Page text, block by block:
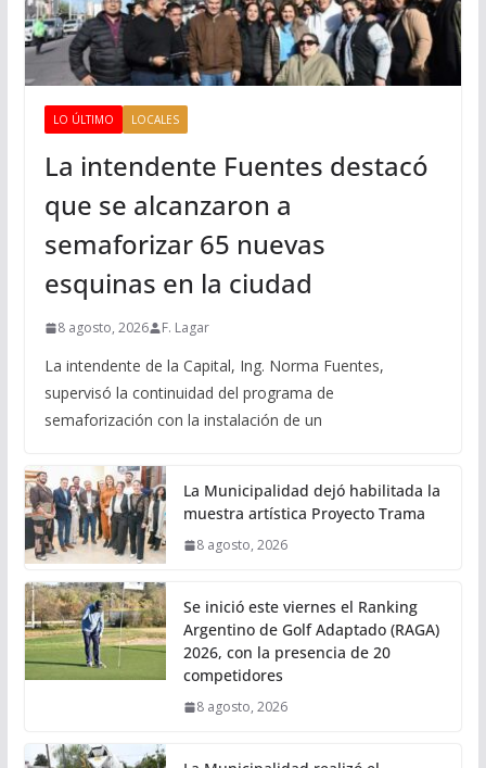
LO ÚLTIMO LOCALES
La intendente Fuentes destacó
que se alcanzaron a
semaforizar 65 nuevas
esquinas en la ciudad
8 agosto, 2026 F. Lagar
La intendente de la Capital, Ing. Norma Fuentes,
supervisó la continuidad del programa de
semaforización con la instalación de un
La Municipalidad dejó habilitada la
muestra artística Proyecto Trama
8 agosto, 2026
Se inició este viernes el Ranking
Argentino de Golf Adaptado (RAGA)
2026, con la presencia de 20
competidores
8 agosto, 2026